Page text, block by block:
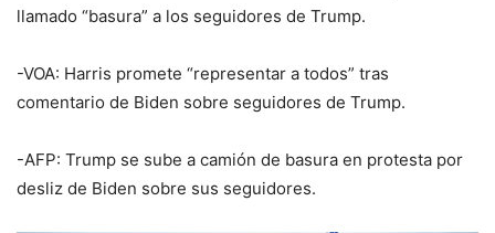
llamado “basura” a los seguidores de Trump.
-VOA: Harris promete “representar a todos” tras
comentario de Biden sobre seguidores de Trump.
-AFP: Trump se sube a camión de basura en protesta por
desliz de Biden sobre sus seguidores.